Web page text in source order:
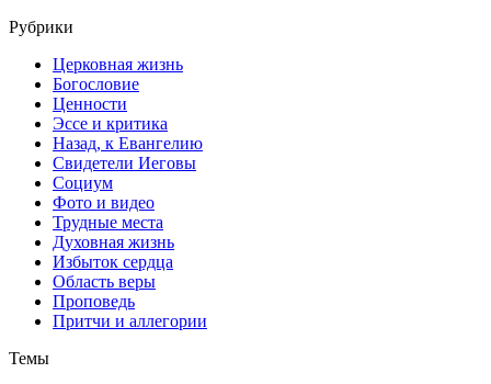
Рубрики
Церковная жизнь
Богословие
Ценности
Эссе и критика
Назад, к Евангелию
Свидетели Иеговы
Социум
Фото и видео
Трудные места
Духовная жизнь
Избыток сердца
Область веры
Проповедь
Притчи и аллегории
Темы